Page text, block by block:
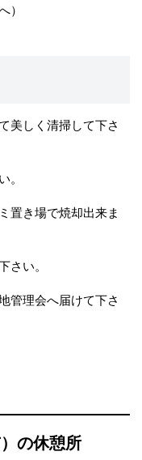
）
美しく清掃して下さ
。
置き場で焼却出来ま
さい。
管理会へ届けて下さ
の休憩所